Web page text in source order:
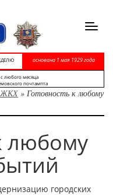
основана 1 мая 1929 года
любого месяца
почтампта
ЖКХ » Готовность к любому
любому
городских